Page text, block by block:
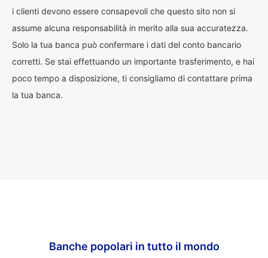
i clienti devono essere consapevoli che questo sito non si
assume alcuna responsabilità in merito alla sua accuratezza.
Solo la tua banca può confermare i dati del conto bancario
corretti. Se stai effettuando un importante trasferimento, e hai
poco tempo a disposizione, ti consigliamo di contattare prima
la tua banca.
Banche popolari in tutto il mondo